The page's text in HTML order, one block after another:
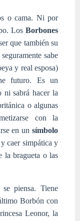
o cama. Ni por
Los Borbones
que también su
sabe
y real esposa)
futuro. Es un
ni sabrá hacer la
o algunas
con la
en unsímbolo
caer simpática y
la bragueta o las
piensa. Tiene
Borbón con
Leonor, la